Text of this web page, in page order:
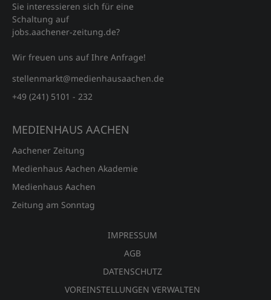
Sie interessieren sich für eine
Schaltung auf
jobs.aachener‑zeitung.de?
Wir freuen uns auf Ihre Anfrage!
stellenmarkt@medienhausaachen.de
+49 (241) 5101 - 232
MEDIENHAUS AACHEN
Aachener Zeitung
Medienhaus Aachen Akademie
Medienhaus Aachen
Zeitung am Sonntag
IMPRESSUM
AGB
DATENSCHUTZ
VOREINSTELLUNGEN VERWALTEN